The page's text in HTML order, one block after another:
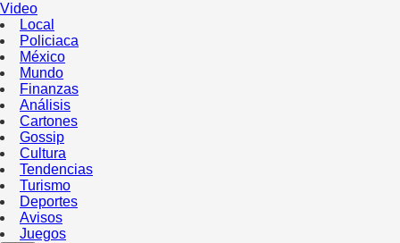
Video
Local
Policiaca
México
Mundo
Finanzas
Análisis
Cartones
Gossip
Cultura
Tendencias
Turismo
Deportes
Avisos
Juegos